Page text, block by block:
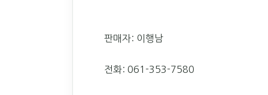
판매자: 이행남
전화: 061-353-7580